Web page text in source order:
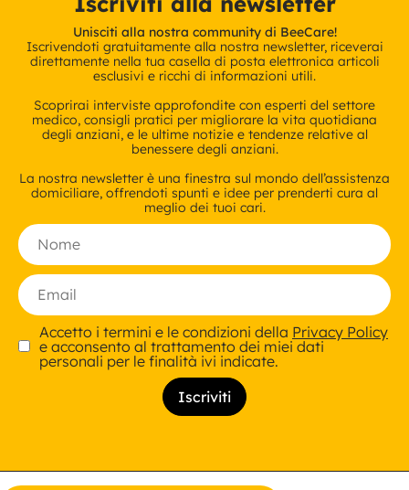
Unisciti alla nostra community di BeeCare!
Iscrivendoti gratuitamente alla nostra newsletter, riceverai
direttamente nella tua casella di posta elettronica articoli
esclusivi e ricchi di informazioni utili.
Scoprirai interviste approfondite con esperti del settore
medico, consigli pratici per migliorare la vita quotidiana
degli anziani, e le ultime notizie e tendenze relative al
benessere degli anziani.
La nostra newsletter è una finestra sul mondo dell’assistenza
domiciliare, offrendoti spunti e idee per prenderti cura al
meglio dei tuoi cari.
Accetto i termini e le condizioni della Privacy Policy
e acconsento al trattamento dei miei dati
personali per le finalità ivi indicate.